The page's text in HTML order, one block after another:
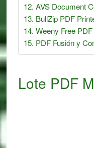
AVS Document
BullZip PDF
Weeny Free
PDF Fusión y
Lote PDF